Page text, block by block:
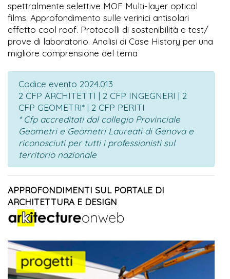
spettralmente selettive MOF Multi-layer optical
films. Approfondimento sulle verinici antisolari
effetto cool roof. Protocolli di sostenibilità e test/
prove di laboratorio. Analisi di Case History per una
migliore comprensione del tema
Codice evento 2024.013
2 CFP ARCHITETTI | 2 CFP INGEGNERI | 2
CFP GEOMETRI* | 2 CFP PERITI
* Cfp accreditati dal collegio Provinciale
Geometri e Geometri Laureati di Genova e
riconosciuti per tutti i professionisti sul
territorio nazionale
APPROFONDIMENTI SUL PORTALE DI
ARCHITETTURA E DESIGN